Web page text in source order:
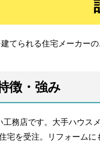
てられる住宅メーカー
徴・強み
務店です。大手ハウス
宅を受注。リフォームに